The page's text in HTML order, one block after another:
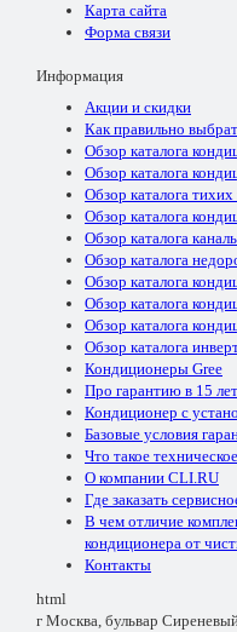
Карта сайта
Форма связи
Информация
Акции и скидки
Как правильно
Обзор каталога
Обзор каталога
Обзор каталога
Обзор каталога
Обзор каталога
Обзор каталога
Обзор каталога
Обзор каталога
Обзор каталога
Обзор каталога
Кондиционеры Gree
Про гарантию в 15
Кондиционер с
Базовые условия
Что такое
О компании CLI.RU
Где заказать
В чем отличие
кондиционера от
Контакты
html
г Москва, бульвар